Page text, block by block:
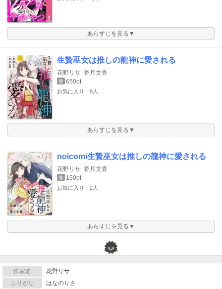
あらすじを見る▼
生贄巫女は推しの龍神に愛される
花野リサ 香月文香
巻 650pt
お気に入り：9人
あらすじを見る▼
noicomi生贄巫女は推しの龍神に愛される
花野リサ 香月文香
巻 150pt
お気に入り：2人
あらすじを見る▼
作家名
花野リサ
ふりがな
はなのりさ